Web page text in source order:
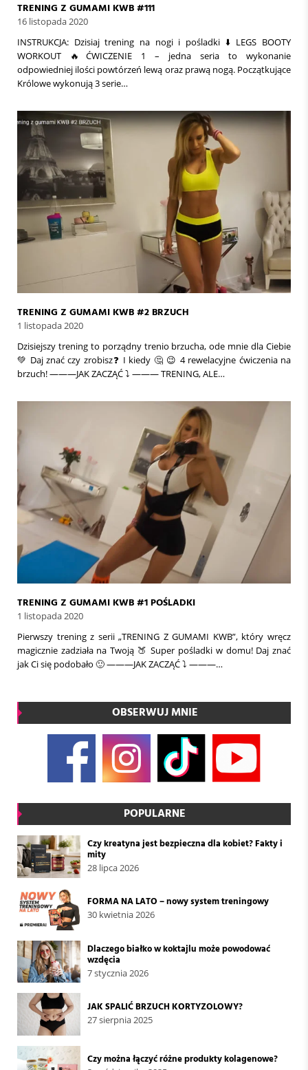
TRENING Z GUMAMI KWB #111
16 listopada 2020
INSTRUKCJA: Dzisiaj trening na nogi i pośladki ⬇️ LEGS BOOTY
WORKOUT 🔥ĆWICZENIE 1 – jedna seria to wykonanie
odpowiedniej ilości powtórzeń lewą oraz prawą nogą. Początkujące
Królowe wykonują 3 serie…
TRENING Z GUMAMI KWB #2 BRZUCH
1 listopada 2020
Dzisiejszy trening to porządny trenio brzucha, ode mnie dla Ciebie
💚 Daj znać czy zrobisz❓ I kiedy 🤔 😉 4 rewelacyjne ćwiczenia na
brzuch! ———JAK ZACZĄĆ ⤵️ ——— TRENING, ALE…
TRENING Z GUMAMI KWB #1 POŚLADKI
1 listopada 2020
Pierwszy trening z serii „TRENING Z GUMAMI KWB”, który wręcz
magicznie zadziała na Twoją 🍑 Super pośladki w domu! Daj znać
jak Ci się podobało 🙂 ———JAK ZACZĄĆ ⤵️ ———…
OBSERWUJ MNIE
POPULARNE
Czy kreatyna jest bezpieczna dla kobiet? Fakty i
mity
28 lipca 2026
FORMA NA LATO – nowy system treningowy
30 kwietnia 2026
Dlaczego białko w koktajlu może powodować
wzdęcia
7 stycznia 2026
JAK SPALIĆ BRZUCH KORTYZOLOWY?
27 sierpnia 2025
Czy można łączyć różne produkty kolagenowe?